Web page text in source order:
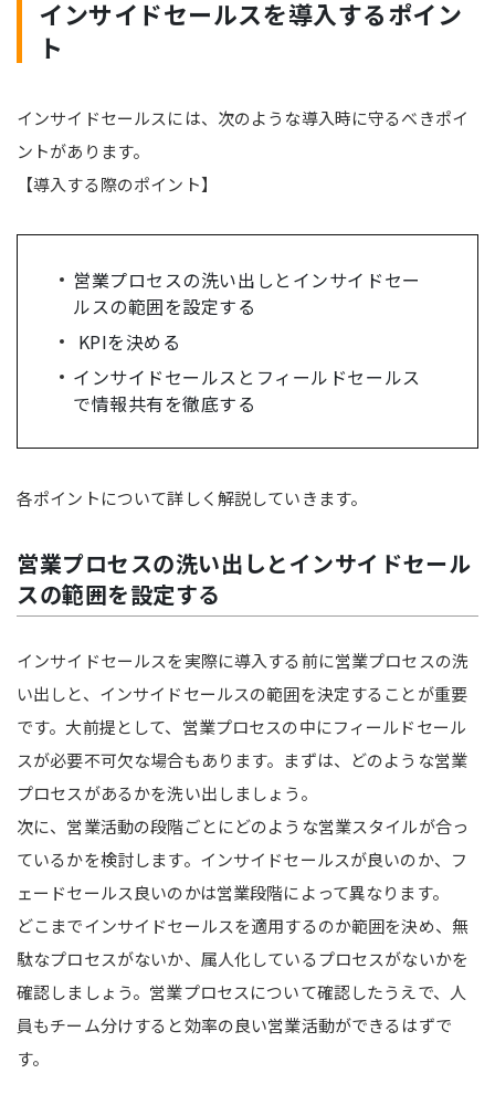
インサイドセールスを導入するポイン
ト
インサイドセールスには、次のような導入時に守るべきポイ
ントがあります。
【導入する際のポイント】
営業プロセスの洗い出しとインサイドセー
ルスの範囲を設定する
KPIを決める
インサイドセールスとフィールドセールス
で情報共有を徹底する
各ポイントについて詳しく解説していきます。
営業プロセスの洗い出しとインサイドセール
スの範囲を設定する
インサイドセールスを実際に導入する前に営業プロセスの洗
い出しと、インサイドセールスの範囲を決定することが重要
です。大前提として、営業プロセスの中にフィールドセール
スが必要不可欠な場合もあります。まずは、どのような営業
プロセスがあるかを洗い出しましょう。
次に、営業活動の段階ごとにどのような営業スタイルが合っ
ているかを検討します。インサイドセールスが良いのか、フ
ェードセールス良いのかは営業段階によって異なります。
どこまでインサイドセールスを適用するのか範囲を決め、無
駄なプロセスがないか、属人化しているプロセスがないかを
確認しましょう。営業プロセスについて確認したうえで、人
員もチーム分けすると効率の良い営業活動ができるはずで
す。